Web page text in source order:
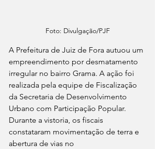
Foto: Divulgação/PJF
A Prefeitura de Juiz de Fora autuou um
empreendimento por desmatamento
irregular no bairro Grama. A ação foi
realizada pela equipe de Fiscalização
da Secretaria de Desenvolvimento
Urbano com Participação Popular.
Durante a vistoria, os fiscais
constataram movimentação de terra e
abertura de vias no